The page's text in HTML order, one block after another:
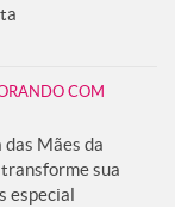
COM
Mães da
sua
especial